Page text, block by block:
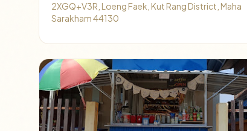
2XGQ+V3R, Loeng Faek, Kut Rang District, Maha
Sarakham 44130